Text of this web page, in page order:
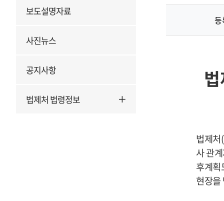
보도설명자료
사진뉴스
공지사항
법제처 법령정보
등
법제처(
사 관
후계획
현장을